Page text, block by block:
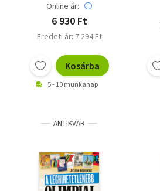
Online ár:
6 930 Ft
Eredeti ár: 7 294 Ft
Kosárba
5 - 10 munkanap
ANTIKVÁR